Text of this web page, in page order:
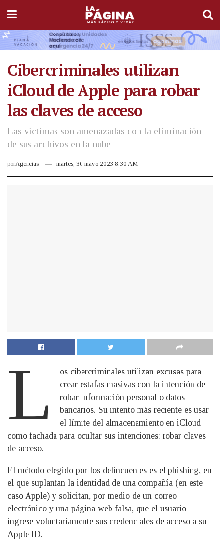
Cibercriminales utilizan
iCloud de Apple para robar
las claves de acceso
Las víctimas son amenazadas con la eliminación
de sus archivos en la nube
porAgencias martes, 30 mayo 2023 8:30 AM
L
os cibercriminales utilizan excusas para
crear estafas masivas con la intención de
robar información personal o datos
bancarios. Su intento más reciente es usar
el límite del almacenamiento en iCloud
como fachada para ocultar sus intenciones: robar claves
de acceso.
El método elegido por los delincuentes es el phishing, en
el que suplantan la identidad de una compañía (en este
caso Apple) y solicitan, por medio de un correo
electrónico y una página web falsa, que el usuario
ingrese voluntariamente sus credenciales de acceso a su
Apple ID.